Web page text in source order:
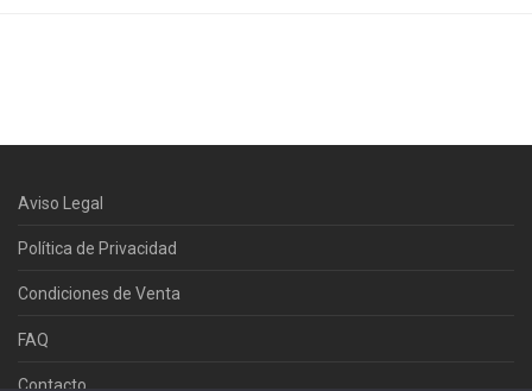
Aviso Legal
Política de Privacidad
Condiciones de Venta
FAQ
Contacto